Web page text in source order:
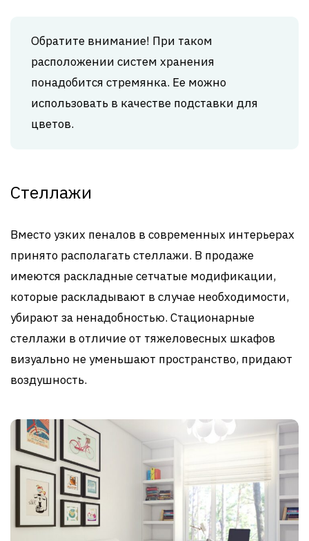
Обратите внимание! При таком
расположении систем хранения
понадобится стремянка. Ее можно
использовать в качестве подставки для
цветов.
Стеллажи
Вместо узких пеналов в современных интерьерах
принято располагать стеллажи. В продаже
имеются раскладные сетчатые модификации,
которые раскладывают в случае необходимости,
убирают за ненадобностью. Стационарные
стеллажи в отличие от тяжеловесных шкафов
визуально не уменьшают пространство, придают
воздушность.